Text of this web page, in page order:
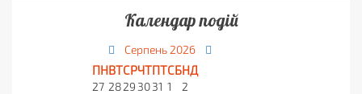
Календар подій
Серпень 2026
ПНВТСРЧТПТСБНД
27 2829 3031 1
2